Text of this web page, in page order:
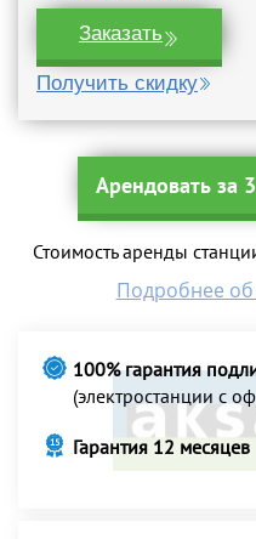
Заказать
Получить скидку
Арендовать за
Стоимость аренды
Подробнее об
100% гарантия
(электростанции с
Гарантия 12 месяцев